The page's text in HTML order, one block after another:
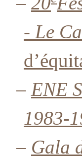
- Le
– ENE
1983-
– Gala